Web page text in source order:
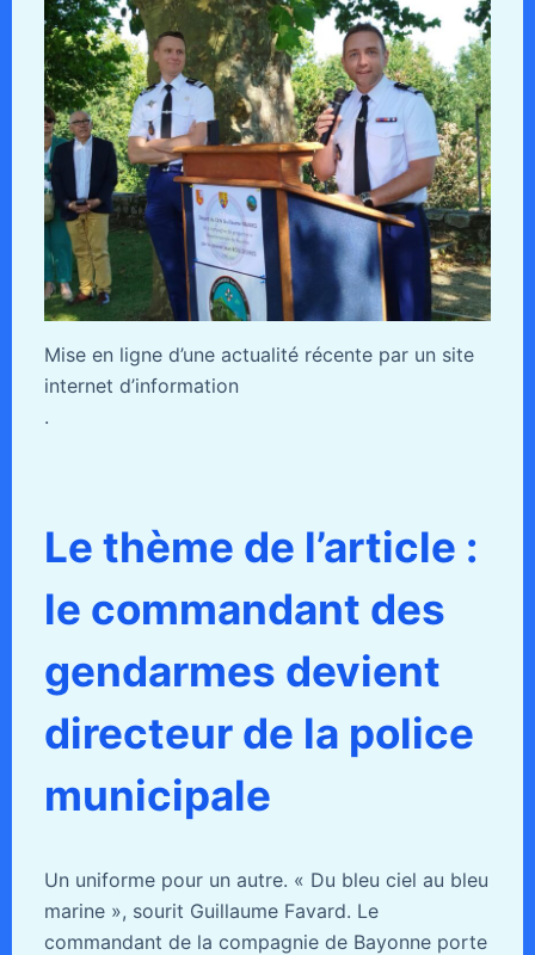
Mise en ligne d’une actualité récente par un site
internet d’information
.
Le thème de l’article :
le commandant des
gendarmes devient
directeur de la police
municipale
Un uniforme pour un autre. « Du bleu ciel au bleu
marine », sourit Guillaume Favard. Le
commandant de la compagnie de Bayonne porte